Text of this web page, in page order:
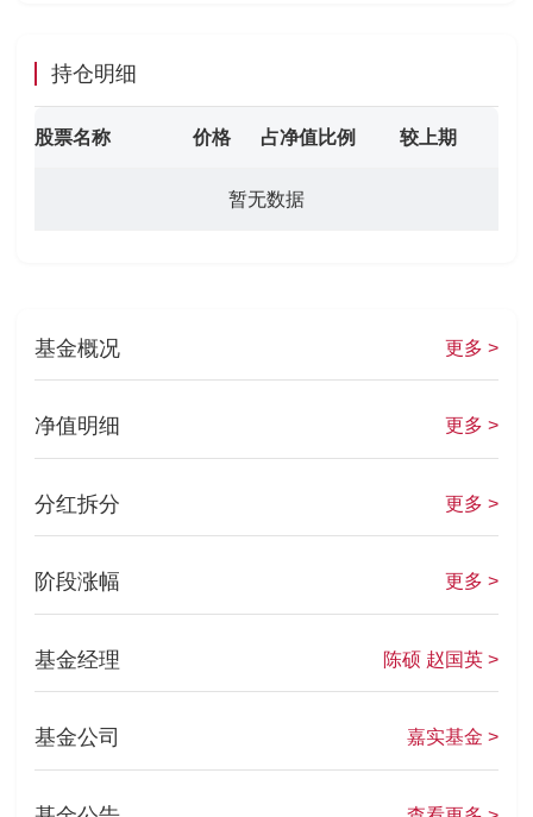
持仓明细
股票名称 价格 占净值比例 较上期
暂无数据
基金概况 更多 >
净值明细 更多 >
分红拆分 更多 >
阶段涨幅 更多 >
基金经理 陈硕 赵国英 >
基金公司 嘉实基金 >